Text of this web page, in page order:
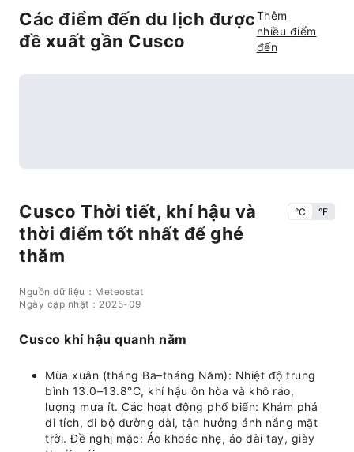
Các điểm đến du lịch được
đề xuất gần Cusco
Thêm
nhiều điểm
đến
Cusco Thời tiết, khí hậu và
thời điểm tốt nhất để ghé
thăm
°C °F
Nguồn dữ liệu：Meteostat
Ngày cập nhật：2025-09
Cusco khí hậu quanh năm
Mùa xuân (tháng Ba–tháng Năm): Nhiệt độ trung
bình 13.0–13.8°C, khí hậu ôn hòa và khô ráo,
lượng mưa ít. Các hoạt động phổ biến: Khám phá
di tích, đi bộ đường dài, tận hưởng ánh nắng mặt
trời. Đề nghị mặc: Áo khoác nhẹ, áo dài tay, giày